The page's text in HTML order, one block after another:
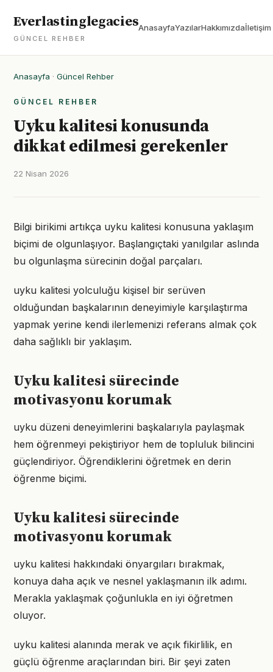
Everlastinglegacies
GÜNCEL REHBER
AnasayfaYazılarHakkımızdaİletişim
Anasayfa · Güncel Rehber
GÜNCEL REHBER
Uyku kalitesi konusunda
dikkat edilmesi gerekenler
22 Nisan 2026
Bilgi birikimi artıkça uyku kalitesi konusuna yaklaşım
biçimi de olgunlaşıyor. Başlangıçtaki yanılgılar aslında
bu olgunlaşma sürecinin doğal parçaları.
uyku kalitesi yolculuğu kişisel bir serüven
olduğundan başkalarının deneyimiyle karşılaştırma
yapmak yerine kendi ilerlemenizi referans almak çok
daha sağlıklı bir yaklaşım.
Uyku kalitesi sürecinde
motivasyonu korumak
uyku düzeni deneyimlerini başkalarıyla paylaşmak
hem öğrenmeyi pekiştiriyor hem de topluluk bilincini
güçlendiriyor. Öğrendiklerini öğretmek en derin
öğrenme biçimi.
Uyku kalitesi sürecinde
motivasyonu korumak
uyku kalitesi hakkındaki önyargıları bırakmak,
konuya daha açık ve nesnel yaklaşmanın ilk adımı.
Merakla yaklaşmak çoğunlukla en iyi öğretmen
oluyor.
uyku kalitesi alanında merak ve açık fikirlilik, en
güçlü öğrenme araçlarından biri. Bir şeyi zaten